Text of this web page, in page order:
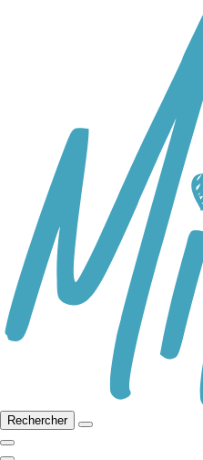
Rechercher